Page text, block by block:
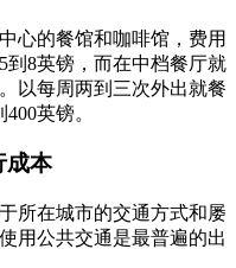
心的餐馆和咖啡馆，费用
8英镑，而在中档餐厅就
以每周两到三次外出就餐
英镑。
成本
所在城市的交通方式和屡
用公共交通是最普遍的出